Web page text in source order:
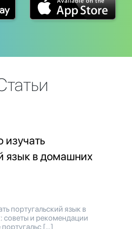
изучать
язык в домашних
португальский язык в
советы и рекомендации
[…]